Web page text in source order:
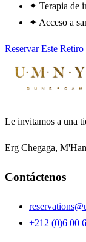
✦ Terapia de
✦ Acceso a
Reservar Este Retiro
Le invitamos a una
Erg Chegaga,
Contáctenos
+212 (0)6 00